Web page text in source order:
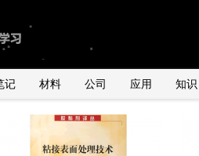
记 材料 公司 应用 知识